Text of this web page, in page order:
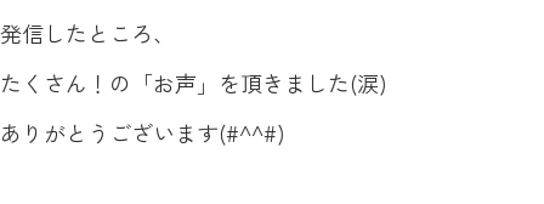
発信したところ、
たくさん！の「お声」を頂きました(涙)
ありがとうございます(#^^#)